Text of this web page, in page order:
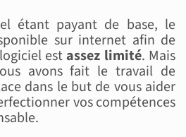
étant payant de base, le
sur internet afin de
estassez limité. Mais
avons fait le travail de
dans le but de vous aider
vos compétences